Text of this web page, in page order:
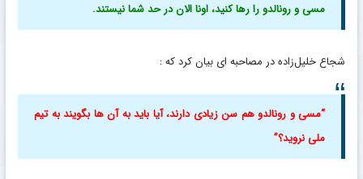
مسی و رونالدو را رها کنید، اونا الان در حد شما نیستند.
شجاع خلیل‌زاده در مصاحبه ای بیان کرد که :
“مسی و رونالدو هم سن زیادی دارند، آیا باید به آن ها بگویند به تیم
ملی نروید؟”